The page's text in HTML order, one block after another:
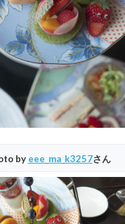
by eee_ma_k3257さん